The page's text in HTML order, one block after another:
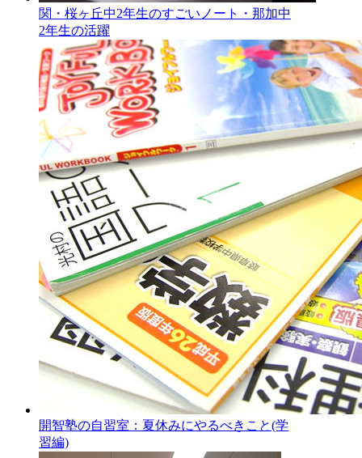
関・桜ヶ丘中2年生のすごいノート・那加中
2年生の活躍
開智塾の自習室：夏休みにやるべきこと(学
習編)